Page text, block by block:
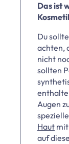
Das ist
Du
achten,
nicht
sollten
Augen
Haut mit
auf